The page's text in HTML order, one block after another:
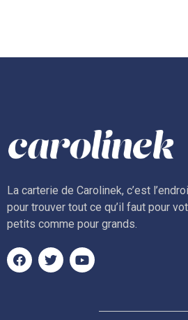
La carterie de Carolinek, c’est
pour trouver tout ce qu’il faut pour
petits comme pour grands.